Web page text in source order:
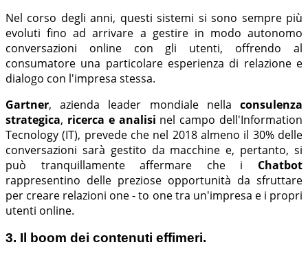
Nel corso degli anni, questi sistemi si sono sempre più
evoluti fino ad arrivare a gestire in modo autonomo
conversazioni online con gli utenti, offrendo al
consumatore una particolare esperienza di relazione e
dialogo con l'impresa stessa.
Gartner, azienda leader mondiale nella consulenza
strategica, ricerca e analisi nel campo dell'Information
Tecnology (IT), prevede che nel 2018 almeno il 30% delle
conversazioni sarà gestito da macchine e, pertanto, si
può tranquillamente affermare che i Chatbot
rappresentino delle preziose opportunità da sfruttare
per creare relazioni one - to one tra un'impresa e i propri
utenti online.
3. Il boom dei contenuti effimeri.